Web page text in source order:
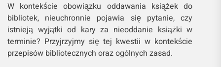
W kontekście obowiązku oddawania książek do
bibliotek, nieuchronnie pojawia się pytanie, czy
istnieją wyjątki od kary za nieoddanie książki w
terminie? Przyjrzyjmy się tej kwestii w kontekście
przepisów bibliotecznych oraz ogólnych zasad.